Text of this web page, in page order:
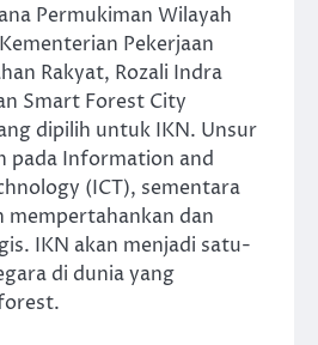
Permukiman Wilayah
Pekerjaan
Rakyat, Rozali Indra
Smart Forest City
dipilih untuk IKN. Unsur
pada Information and
(ICT), sementara
mempertahankan dan
IKN akan menjadi satu-
di dunia yang